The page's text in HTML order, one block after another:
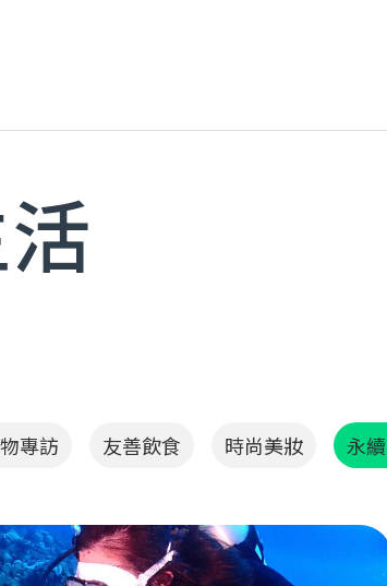
專訪 友善飲食 時尚美妝 永